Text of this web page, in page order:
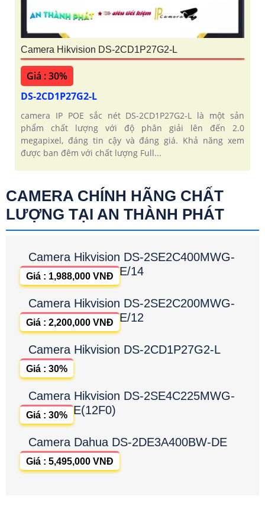
Camera Hikvision DS-2CD1P27G2-L
Giá : 30%
DS-2CD1P27G2-L
camera IP POE sắc nét DS-2CD1P27G2-L là một sản
phẩm chất lượng với độ phân giải lên đến 2.0
megapixel, đáng tin cậy và đáng giá. Khả năng xem
được ban đêm với chất lượng Full...
CAMERA CHÍNH HÃNG CHẤT
LƯỢNG TẠI AN THÀNH PHÁT
Camera Hikvision DS-2SE2C400MWG-
E/14
Giá : 1,988,000 VNĐ
Camera Hikvision DS-2SE2C200MWG-
E/12
Giá : 2,200,000 VNĐ
Camera Hikvision DS-2CD1P27G2-L
Giá : 30%
Camera Hikvision DS-2SE4C225MWG-
E(12F0)
Giá : 30%
Camera Dahua DS-2DE3A400BW-DE
Giá : 5,495,000 VNĐ